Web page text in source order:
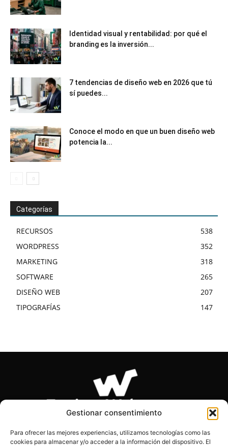
Gestionar consentimiento
Para ofrecer las mejores experiencias, utilizamos tecnologías como las
cookies para almacenar y/o acceder a la información del dispositivo. El
Identidad visual y rentabilidad: por qué el
branding es la inversión...
7 tendencias de diseño web en 2026 que tú
sí puedes...
Conoce el modo en que un buen diseño web
potencia la...
Categorías
RECURSOS
538
WORDPRESS
352
MARKETING
318
SOFTWARE
265
DISEÑO WEB
207
TIPOGRAFÍAS
147